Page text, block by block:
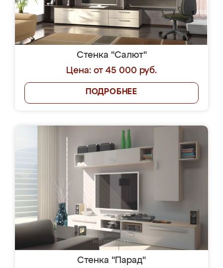
Стенка "Салют"
Цена: от 45 000 руб.
ПОДРОБНЕЕ
Стенка "Парад"